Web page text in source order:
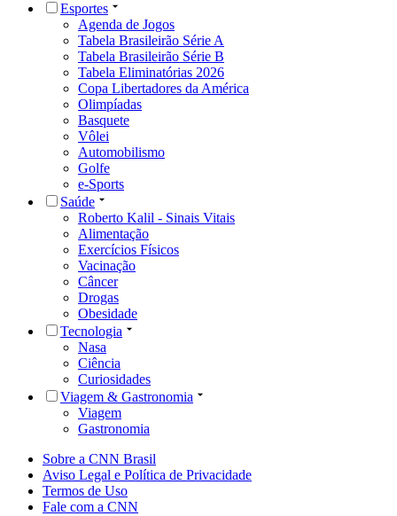
Esportes
Agenda de Jogos
Tabela Brasileirão Série A
Tabela Brasileirão Série B
Tabela Eliminatórias 2026
Copa Libertadores da América
Olimpíadas
Basquete
Vôlei
Automobilismo
Golfe
e-Sports
Saúde
Roberto Kalil - Sinais Vitais
Alimentação
Exercícios Físicos
Vacinação
Câncer
Drogas
Obesidade
Tecnologia
Nasa
Ciência
Curiosidades
Viagem & Gastronomia
Viagem
Gastronomia
Sobre a CNN Brasil
Aviso Legal e Política de Privacidade
Termos de Uso
Fale com a CNN